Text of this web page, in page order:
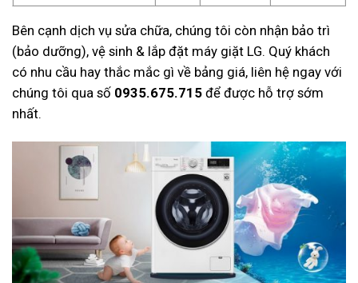
Bên cạnh dịch vụ sửa chữa, chúng tôi còn nhận bảo trì
(bảo dưỡng), vệ sinh & lắp đặt máy giặt LG. Quý khách
có nhu cầu hay thắc mắc gì về bảng giá, liên hệ ngay với
chúng tôi qua số 0935.675.715 để được hỗ trợ sớm
nhất.